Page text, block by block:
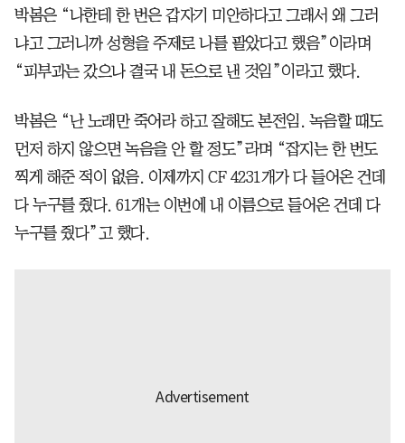
박봄은 “나한테 한 번은 갑자기 미안하다고 그래서 왜 그러
냐고 그러니까 성형을 주제로 나를 팔았다고 했음”이라며
“피부과는 갔으나 결국 내 돈으로 낸 것임”이라고 했다.
박봄은 “난 노래만 죽어라 하고 잘해도 본전임. 녹음할 때도
먼저 하지 않으면 녹음을 안 할 정도”라며 “잡지는 한 번도
찍게 해준 적이 없음. 이제까지 CF 4231개가 다 들어온 건데
다 누구를 줬다. 61개는 이번에 내 이름으로 들어온 건데 다
누구를 줬다”고 했다.